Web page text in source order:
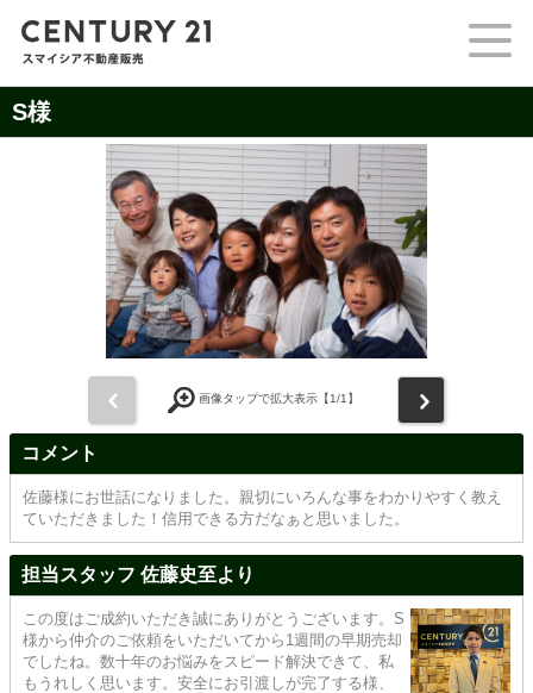
S様
画像タップで拡大表示【1/1】
コメント
佐藤様にお世話になりました。親切にいろんな事をわかりやすく教え
ていただきました！信用できる方だなぁと思いました。
担当スタッフ 佐藤史至より
この度はご成約いただき誠にありがとうございます。S
様から仲介のご依頼をいただいてから1週間の早期売却
でしたね。数十年のお悩みをスピード解決できて、私
もうれしく思います。安全にお引渡しが完了する様、